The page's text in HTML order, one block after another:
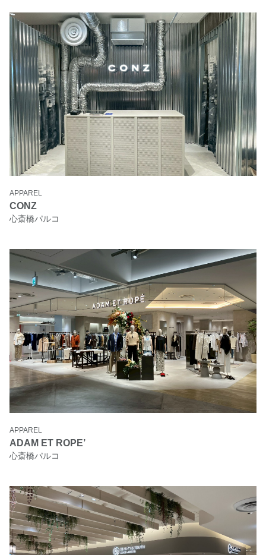
APPAREL
CONZ
心斎橋パルコ
APPAREL
ADAM ET ROPE’
心斎橋パルコ